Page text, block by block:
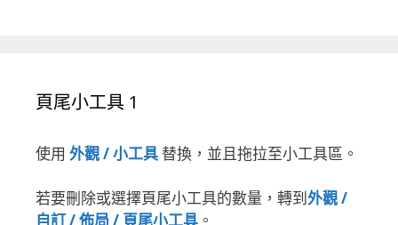
頁尾小工具 1
使用 外觀 / 小工具 替換，並且拖拉至小工具區。
若要刪除或選擇頁尾小工具的數量，轉到外觀 /
自訂 / 佈局 / 頁尾小工具 。